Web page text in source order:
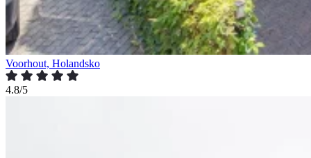
Voorhout, Holandsko
4.8/5